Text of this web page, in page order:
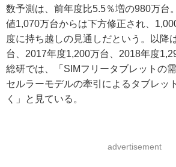
数予測は、前年度比5.5％増の980万台
値1,070万台からは下方修正され、
度に持ち越しの見通しだという。以降
台、2017年度1,200万台、2018年度
総研では、「SIMフリータブレットの
セルラーモデルの牽引によるタブレッ
く」と見ている。
advertisement